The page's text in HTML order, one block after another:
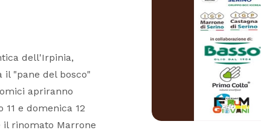
dell'Irpinia,
il "pane del bosco"
apriranno
e domenica 12
il rinomato Marrone